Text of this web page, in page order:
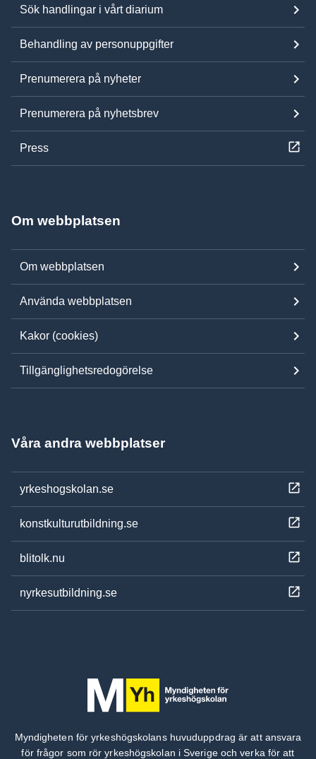
Sök handlingar i vårt diarium
Behandling av personuppgifter
Prenumerera på nyheter
Prenumerera på nyhetsbrev
Press
Om webbplatsen
Om webbplatsen
Använda webbplatsen
Kakor (cookies)
Tillgänglighetsredogörelse
Våra andra webbplatser
yrkeshogskolan.se
konstkulturutbildning.se
blitolk.nu
nyrkesutbildning.se
Myndigheten för yrkeshögskolans huvuduppdrag är att ansvara
för frågor som rör yrkeshögskolan i Sverige och verka för att